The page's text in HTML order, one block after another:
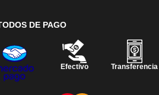
DE PAGO
Efectivo Transferencia